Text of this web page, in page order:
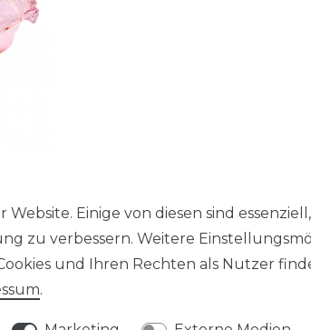
Einige von diesen sind
zu verbessern. Weitere
und Ihren Rechten als Nutzer
.